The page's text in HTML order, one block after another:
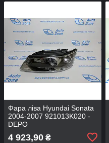
Фара ліва Hyundai Sonata
2004-2007 921013K020 -
DEPO
4 923,90 ₴